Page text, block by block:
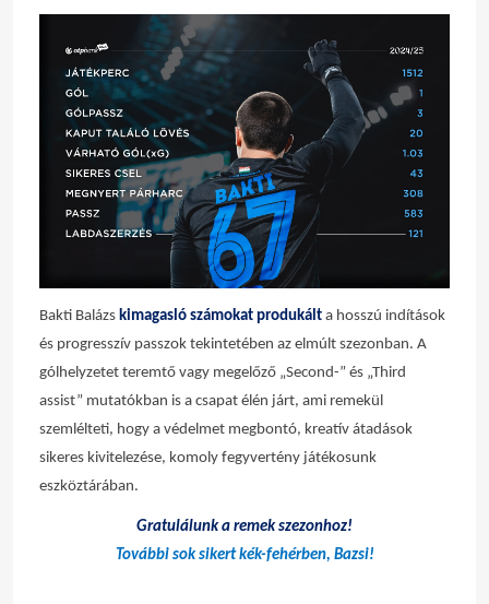
Bakti Balázs kimagasló számokat produkált a hosszú indítások
és progresszív passzok tekintetében az elmúlt szezonban. A
gólhelyzetet teremtő vagy megelőző „Second-” és „Third
assist” mutatókban is a csapat élén járt, ami remekül
szemlélteti, hogy a védelmet megbontó, kreatív átadások
sikeres kivitelezése, komoly fegyvertény játékosunk
eszköztárában.
Gratulálunk a remek szezonhoz!
További sok sikert kék-fehérben, Bazsi!